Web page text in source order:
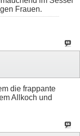
Frauen.
die frappante
Allkoch und